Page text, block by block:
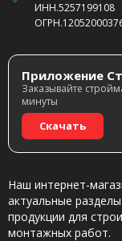
ИНН.5257199108
Приложение
Заказывайте
минуты
Скачать
Наш интернет-
актуальные
продукции для
монтажных работ.